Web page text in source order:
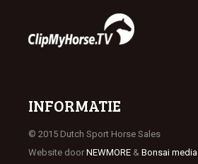
INFORMATIE
© 2015 Dutch Sport Horse Sales
Website door NEWMORE & Bonsai media